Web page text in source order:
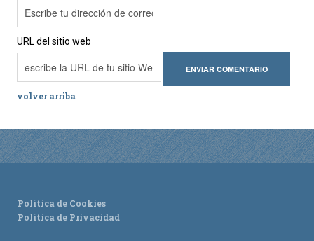
URL del sitio web
volver arriba
Política de Cookies
Política de Privacidad